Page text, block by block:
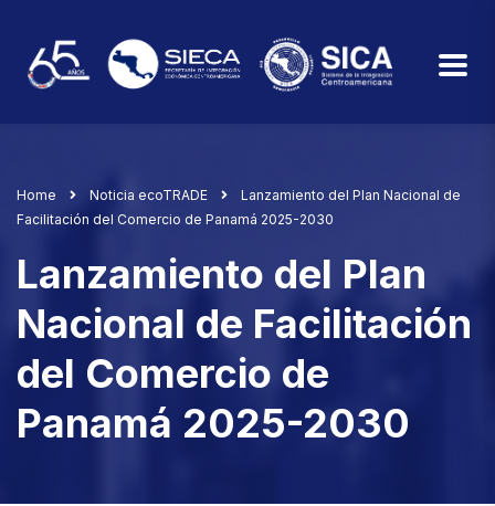
Home Noticia ecoTRADE
Lanzamiento del Plan Nacional de
Facilitación del Comercio de Panamá 2025-2030
Lanzamiento del Plan
Nacional de Facilitación
del Comercio de
Panamá 2025-2030